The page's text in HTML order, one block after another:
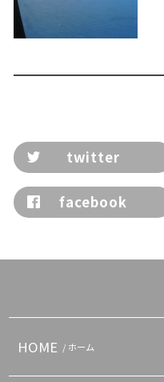
twitter
facebook
HOME / ホーム